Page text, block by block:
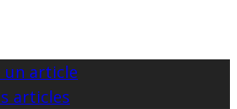
un article
articles